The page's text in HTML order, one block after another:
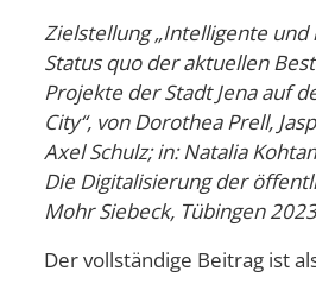
Zielstellung „Intelligente und
Status quo der aktuellen
Projekte der Stadt Jena auf
City“, von Dorothea Prell,
Axel Schulz; in: Natalia
Die Digitalisierung der
Mohr Siebeck, Tübingen
Der vollständige Beitrag ist